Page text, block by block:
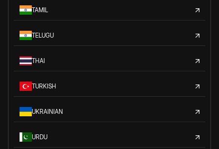
TAMIL
TELUGU
THAI
TURKISH
UKRAINIAN
URDU